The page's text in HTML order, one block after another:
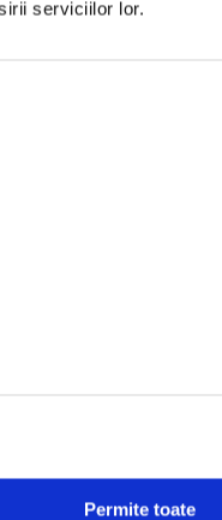
serviciilor lor.
Permite toate